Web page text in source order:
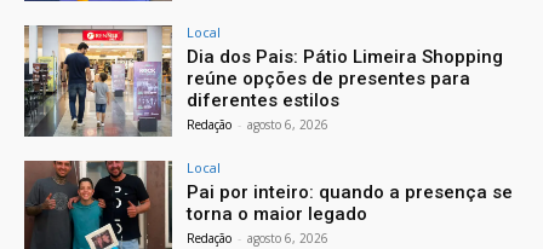
Local
Dia dos Pais: Pátio Limeira Shopping
reúne opções de presentes para
diferentes estilos
Redação - agosto 6, 2026
Local
Pai por inteiro: quando a presença se
torna o maior legado
Redação - agosto 6, 2026